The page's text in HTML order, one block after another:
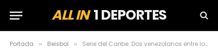
ALL IN1 DEPORTES
Portada » Beisbol » Serie del Caribe: Dos venezolanos entre los mejores promedios en activo